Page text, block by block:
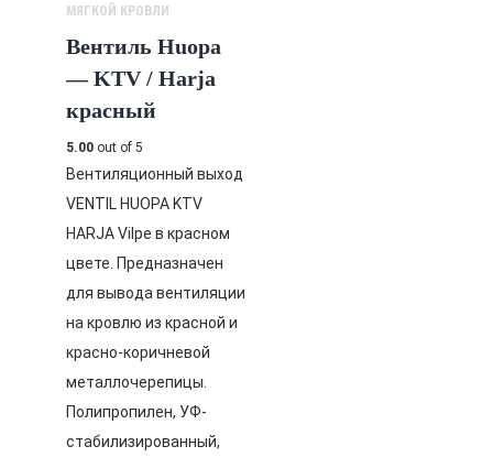
МЯГКОЙ КРОВЛИ
Вентиль Huopa
— KTV / Harja
красный
5.00 out of 5
Вентиляционный выход
VENTIL HUOPA KTV
HARJA Vilpe в красном
цвете. Предназначен
для вывода вентиляции
на кровлю из красной и
красно-коричневой
металлочерепицы.
Полипропилен, УФ-
стабилизированный,